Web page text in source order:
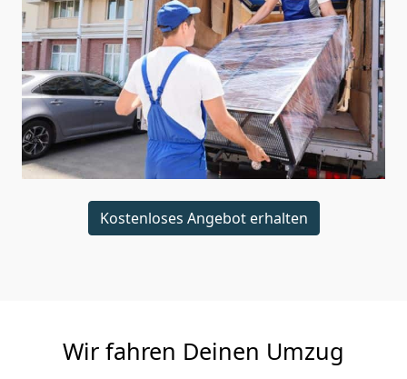
Kostenloses Angebot erhalten
Wir fahren Deinen Umzug